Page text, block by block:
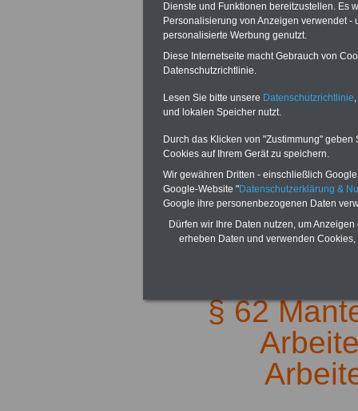
Unsere Link-
Iwww.arbeiter-
ZurÜbersicht
.
§ 62
Dienste und Funktionen bereitzustellen. Es
Personalisierung von Anzeigen verwendet
personalisierte Werbung genutzt.
Diese Internetseite macht Gebrauch von
Datenschutzrichtlinie.
Lesen Sie bitte unsere Datenschutzrichtlinie
und lokalen Speicher nutzt.
Durch das Klicken von "Zustimmung"
Cookies auf Ihrem Gerät zu speichern.
Wir gewähren Dritten - einschließlich
Google-Website "Datenschutzerklärung &
Google ihre personenbezogenen Daten
Dürfen wir Ihre Daten nutzen, um
erheben Daten und verwenden